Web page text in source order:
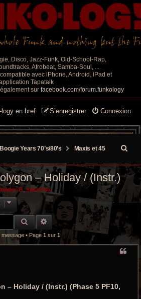
Disco, Jazz-Funk, Old-School-Rap,
Afrobeat, Samba-Soul, ...
avec iPhone, Android, iPad et
Tapatalk
sur facebook.com/forum.funkology
Connexion
S’enregistrer
logy en bref
Years 70’s/80’s Maxis et 45
e
r
c
– Holiday / (Instr.)
B,silverfox
RECHERCHE GROOVY
RECHERCHE AVANCÉE
message • Page 1 sur 1
– Holiday / (Instr.) (Phase 5 PF10,